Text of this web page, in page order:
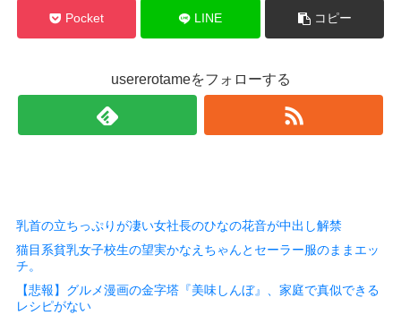
Pocket LINE コピー
usererotameをフォローする
乳首の立ちっぷりが凄い女社長のひなの花音が中出し解禁
猫目系貧乳女子校生の望実かなえちゃんとセーラー服のままエッ
チ。
【悲報】グルメ漫画の金字塔『美味しんぼ』、家庭で真似できる
レシピがない